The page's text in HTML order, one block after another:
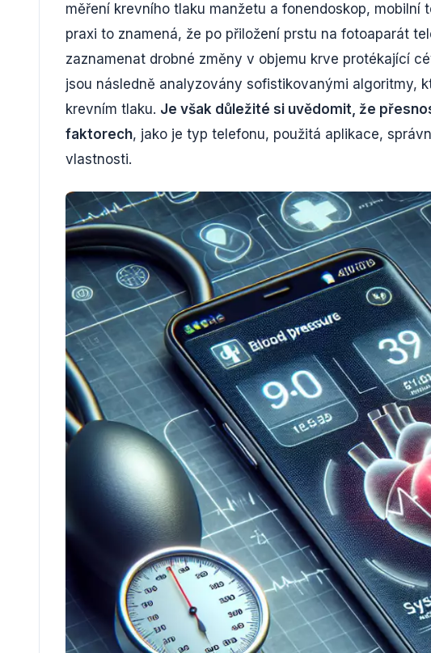
měření krevního tlaku manžetu a fonendoskop,
praxi to znamená, že po přiložení prstu na fotoaparát
zaznamenat drobné změny v objemu krve protékající
jsou následně analyzovány sofistikovanými algoritmy,
krevním tlaku. Je však důležité si uvědomit, že
faktorech, jako je typ telefonu, použitá aplikace,
vlastnosti.